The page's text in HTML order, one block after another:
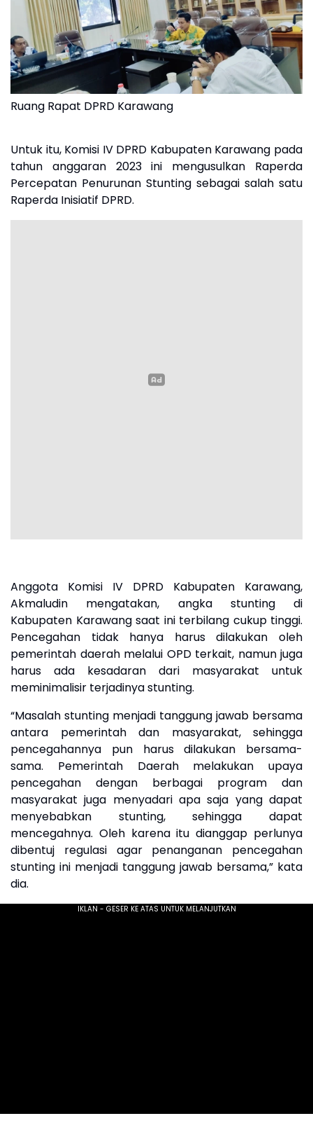
Ruang Rapat DPRD Karawang
Untuk itu, Komisi IV DPRD Kabupaten Karawang pada
tahun anggaran 2023 ini mengusulkan Raperda
Percepatan Penurunan Stunting sebagai salah satu
Raperda Inisiatif DPRD.
Anggota Komisi IV DPRD Kabupaten Karawang,
Akmaludin mengatakan, angka stunting di
Kabupaten Karawang saat ini terbilang cukup tinggi.
Pencegahan tidak hanya harus dilakukan oleh
pemerintah daerah melalui OPD terkait, namun juga
harus ada kesadaran dari masyarakat untuk
meminimalisir terjadinya stunting.
“Masalah stunting menjadi tanggung jawab bersama
antara pemerintah dan masyarakat, sehingga
pencegahannya pun harus dilakukan bersama-
sama. Pemerintah Daerah melakukan upaya
pencegahan dengan berbagai program dan
masyarakat juga menyadari apa saja yang dapat
menyebabkan stunting, sehingga dapat
mencegahnya. Oleh karena itu dianggap perlunya
dibentuj regulasi agar penanganan pencegahan
stunting ini menjadi tanggung jawab bersama,” kata
dia.